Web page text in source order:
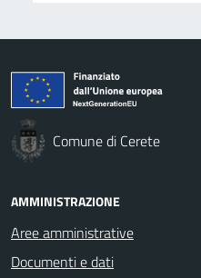
Comune di Cerete
AMMINISTRAZIONE
Aree amministrative
Documenti e dati